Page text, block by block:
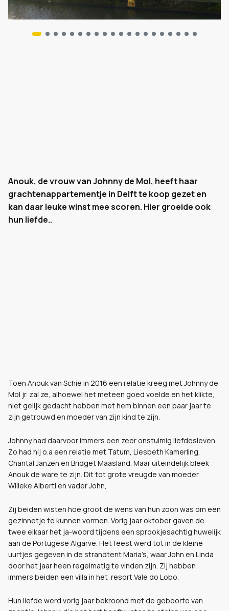
Anouk, de vrouw van Johnny de Mol, heeft haar
grachtenappartementje in Delft te koop gezet en
kan daar leuke winst mee scoren. Hier groeide ook
hun liefde..
Toen Anouk van Schie in 2016 een relatie kreeg met Johnny de
Mol jr. zal ze, alhoewel het meteen goed voelde en het klikte,
niet gelijk gedacht hebben met hem binnen een paar jaar te
zijn getrouwd en moeder van zijn kind te zijn.
Johnny had daarvoor immers een zeer onstuimig liefdesleven.
Zo had hij o.a een relatie met Tatum, Liesbeth Kamerling,
Chantal Janzen en Bridget Maasland. Maar uiteindelijk bleek
Anouk de ware te zijn. Dit tot grote vreugde van moeder
Willeke Alberti en vader John,
Zij beiden wisten hoe groot de wens van hun zoon was om een
gezinnetje te kunnen vormen. Vorig jaar oktober gaven de
twee elkaar het ja-woord tijdens een sprookjesachtig huwelijk
aan de Portugese Algarve. Het feest werd tot in de kleine
uurtjes gegeven in de strandtent Maria’s, waar John en Linda
door het jaar heen regelmatig te vinden zijn. Zij hebben
immers beiden een villa in het resort Vale do Lobo.
Hun liefde werd vorig jaar bekroond met de geboorte van